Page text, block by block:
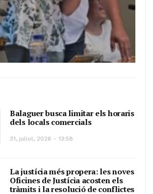
Balaguer busca limitar els horaris
dels locals comercials
31, juliol, 2026 - 13:58
La justícia més propera: les noves
Oficines de Justícia acosten els
tràmits i la resolució de conflictes